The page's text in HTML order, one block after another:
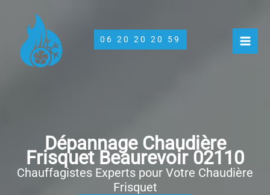
contenu
06 20 20 20 59
Dépannage Chaudière
Frisquet Beaurevoir 02110
Chauffagistes Experts pour Votre Chaudière
Frisquet